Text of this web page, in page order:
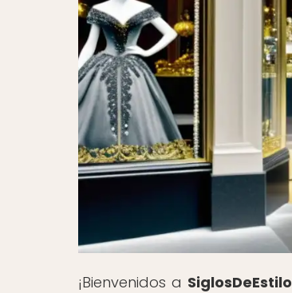
¡Bienvenidos a SiglosDeEstilo